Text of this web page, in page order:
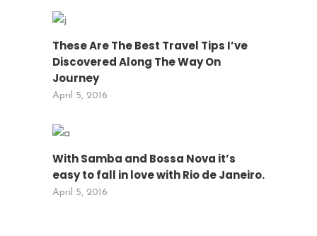
These Are The Best Travel Tips I’ve
Discovered Along The Way On
Journey
April 5, 2016
With Samba and Bossa Nova it’s
easy to fall in love with Rio de Janeiro.
April 5, 2016